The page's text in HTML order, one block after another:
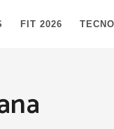
FIT 2026